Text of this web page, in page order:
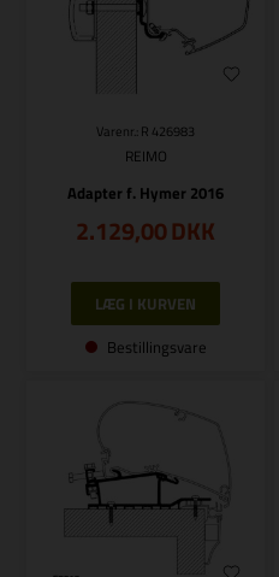
Varenr.: R 426983
REIMO
Adapter f. Hymer 2016
2.129,00DKK
Bestillingsvare